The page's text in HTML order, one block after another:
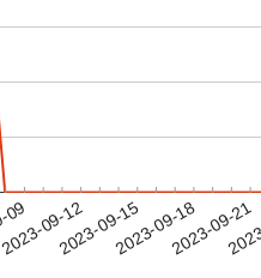
09-12
2023-09-152023-09-182023-09-21